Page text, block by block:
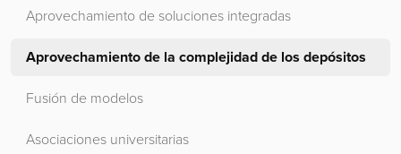
Aprovechamiento de soluciones integradas
Aprovechamiento de la complejidad de los depósitos
Fusión de modelos
Asociaciones universitarias